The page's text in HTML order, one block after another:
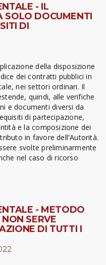
- IL
SOLO DOCUMENTI
DI
della disposizione
dei contratti pubblici in
nei settori ordinari. Il
quindi, alle verifiche
e documenti diversi da
di partecipazione,
e la composizione dei
in favore dell'Autorità.
svolte preliminarmente
nel caso di ricorso
- METODO
SERVE
DI TUTTI I